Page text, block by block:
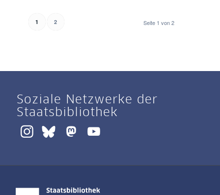
Seite 1 von 2
1 2
Soziale Netzwerke der
Staatsbibliothek